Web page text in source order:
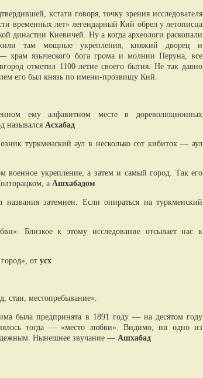
кстати говоря, точку зрения исследователя
временных лет» легендарный Кий обрел у летописца
династии Киевичей. Ну а когда археологи раскопали
там мощные укрепления, княжий дворец и
храм языческого бога грома и молнии Перуна, все
отметил 1100-летие своего бытия. Не так давно
его был князь по имени-прозвищу Кий.
ему алфавитном месте в дореволюционных
назывался Асхабад
туркменский аул в несколько сот кибиток — аул
военное укрепление, а затем и самый город. Так его
а Ашхабадом
затемнен. Если опираться на туркменский
Близкое к этому исследование отсылает нас к
от усх
стан, местопребывание».
была предпринята в 1891 году — на десятом году
тогда — «место любви». Видимо, ни одно из
Нынешнее звучание — Ашхабад